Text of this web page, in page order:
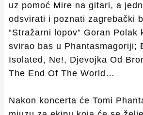
uz pomoć Mire na gitari, a
odsvirati i poznati zagrebački
“Stražarni lopov” Goran Polak
svirao bas u Phantasmagoriji;
Isolated, Ne!, Djevojka Od
The End Of The World…
Nakon koncerta će Tomi